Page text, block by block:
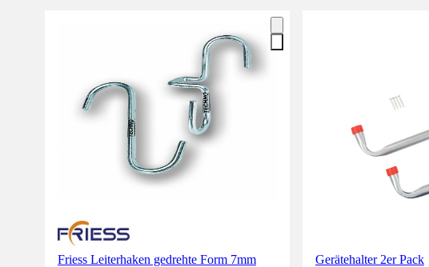
Friess Leiterhaken gedrehte Form 7mm
Gerätehalter 2er Pack